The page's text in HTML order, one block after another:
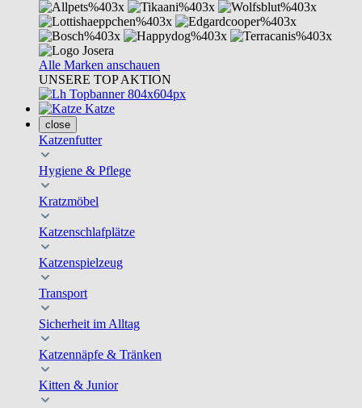
Alle Marken anschauen
UNSERE TOP AKTION
Katze
close
Katzenfutter
Hygiene & Pflege
Kratzmöbel
Katzenschlafplätze
Katzenspielzeug
Transport
Sicherheit im Alltag
Katzennäpfe & Tränken
Kitten & Junior